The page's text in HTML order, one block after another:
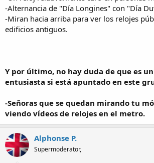
-Alternancia de "Día Longines" con "Día
-Miran hacia arriba para ver los relojes
edificios antiguos.
Y por último, no hay duda de que es
entusiasta si está apuntado en este
-Señoras que se quedan mirando tu
viendo vídeos de relojes en el metro.
Alphonse P.
Supermoderator,